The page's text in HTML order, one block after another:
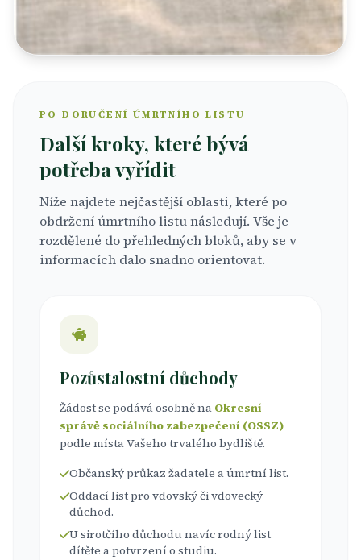
PO DORUČENÍ ÚMRTNÍHO LISTU
Další kroky, které bývá
potřeba vyřídit
Níže najdete nejčastější oblasti, které po
obdržení úmrtního listu následují. Vše je
rozdělené do přehledných bloků, aby se v
informacích dalo snadno orientovat.
Pozůstalostní důchody
Žádost se podává osobně na Okresní
správě sociálního zabezpečení (OSSZ)
podle místa Vašeho trvalého bydliště.
Občanský průkaz žadatele a úmrtní list.
Oddací list pro vdovský či vdovecký
důchod.
U sirotčího důchodu navíc rodný list
dítěte a potvrzení o studiu.